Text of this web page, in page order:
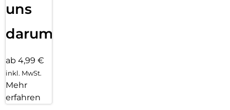
uns
darum!
ab 4,99 €
inkl. MwSt.
Mehr
erfahren